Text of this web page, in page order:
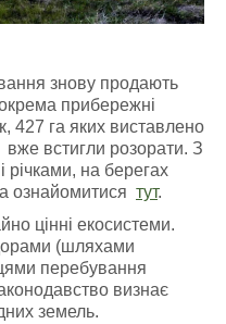
знову продають
прибережні
427 га яких виставлено
встигли розорати. З
річками, на берегах
ознайомитися тут.
цінні екосистеми.
(шляхами
перебування
визнає
земель.